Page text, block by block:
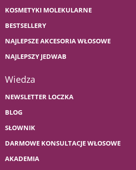
KOSMETYKI MOLEKULARNE
BESTSELLERY
NAJLEPSZE AKCESORIA WŁOSOWE
NAJLEPSZY JEDWAB
Wiedza
NEWSLETTER LOCZKA
BLOG
SŁOWNIK
DARMOWE KONSULTACJE WŁOSOWE
AKADEMIA